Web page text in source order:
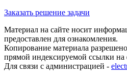
Заказать решение задачи
Материал на сайте носит
предоставлен для ознакомления.
Копирование материала
прямой индексируемой ссылки на
Для связи с администрацией -